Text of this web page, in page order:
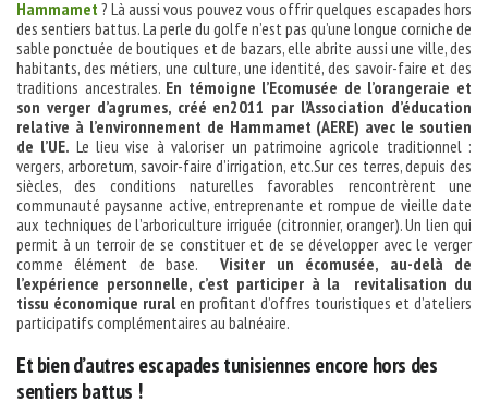
Hammamet ? Là aussi vous pouvez vous offrir quelques escapades hors
des sentiers battus. La perle du golfe n’est pas qu’une longue corniche de
sable ponctuée de boutiques et de bazars, elle abrite aussi une ville, des
habitants, des métiers, une culture, une identité, des savoir-faire et des
traditions ancestrales. En témoigne l’Ecomusée de l’orangeraie et
son verger d’agrumes, créé en2011 par l’Association d’éducation
relative à l’environnement de Hammamet (AERE) avec le soutien
de l’UE. Le lieu vise à valoriser un patrimoine agricole traditionnel :
vergers, arboretum, savoir-faire d’irrigation, etc.Sur ces terres, depuis des
siècles, des conditions naturelles favorables rencontrèrent une
communauté paysanne active, entreprenante et rompue de vieille date
aux techniques de l’arboriculture irriguée (citronnier, oranger). Un lien qui
permit à un terroir de se constituer et de se développer avec le verger
comme élément de base.Visiter un écomusée, au-delà de
l’expérience personnelle, c’est participer à la revitalisation du
tissu économique rural en profitant d’offres touristiques et d’ateliers
participatifs complémentaires au balnéaire.
Et bien d’autres escapades tunisiennes encore hors des
sentiers battus !